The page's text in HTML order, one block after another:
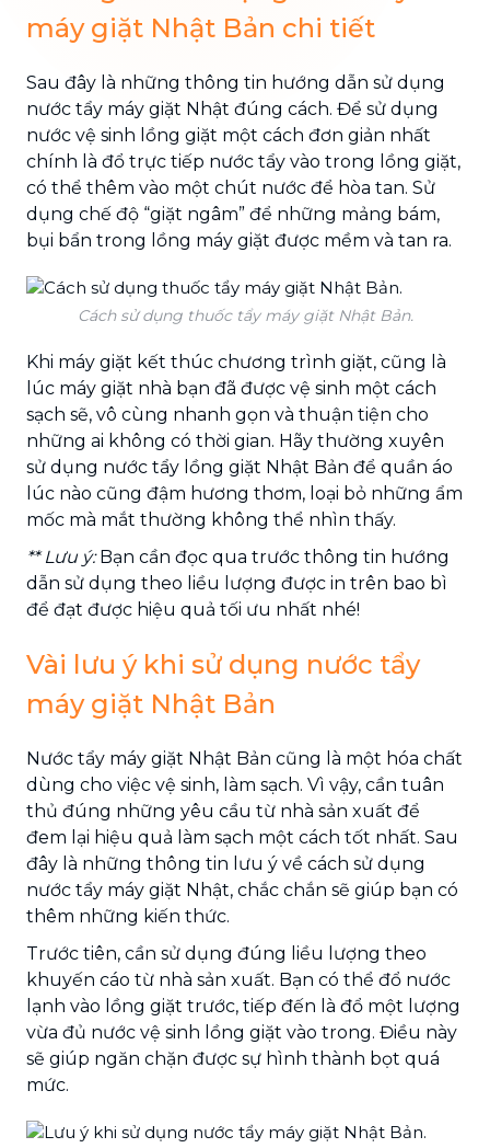
máy giặt Nhật Bản chi tiết
Sau đây là những thông tin hướng dẫn sử dụng
nước tẩy máy giặt Nhật đúng cách. Để sử dụng
nước vệ sinh lồng giặt một cách đơn giản nhất
chính là đổ trực tiếp nước tẩy vào trong lồng giặt,
có thể thêm vào một chút nước để hòa tan. Sử
dụng chế độ “giặt ngâm” để những mảng bám,
bụi bẩn trong lồng máy giặt được mềm và tan ra.
Cách sử dụng thuốc tẩy máy giặt Nhật Bản.
Khi máy giặt kết thúc chương trình giặt, cũng là
lúc máy giặt nhà bạn đã được vệ sinh một cách
sạch sẽ, vô cùng nhanh gọn và thuận tiện cho
những ai không có thời gian. Hãy thường xuyên
sử dụng nước tẩy lồng giặt Nhật Bản để quần áo
lúc nào cũng đậm hương thơm, loại bỏ những ẩm
mốc mà mắt thường không thể nhìn thấy.
** Lưu ý:Bạn cần đọc qua trước thông tin hướng
dẫn sử dụng theo liều lượng được in trên bao bì
để đạt được hiệu quả tối ưu nhất nhé!
Vài lưu ý khi sử dụng nước tẩy
máy giặt Nhật Bản
Nước tẩy máy giặt Nhật Bản cũng là một hóa chất
dùng cho việc vệ sinh, làm sạch. Vì vậy, cần tuân
thủ đúng những yêu cầu từ nhà sản xuất để
đem lại hiệu quả làm sạch một cách tốt nhất. Sau
đây là những thông tin lưu ý về cách sử dụng
nước tẩy máy giặt Nhật, chắc chắn sẽ giúp bạn có
thêm những kiến thức.
Trước tiên, cần sử dụng đúng liều lượng theo
khuyến cáo từ nhà sản xuất. Bạn có thể đổ nước
lạnh vào lồng giặt trước, tiếp đến là đổ một lượng
vừa đủ nước vệ sinh lồng giặt vào trong. Điều này
sẽ giúp ngăn chặn được sự hình thành bọt quá
mức.